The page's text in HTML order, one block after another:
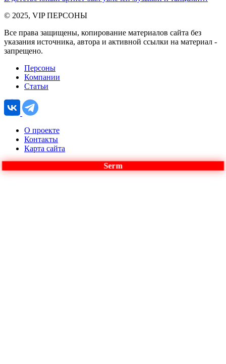
© 2025, VIP ПЕРСОНЫ
Все права защищены, копирование материалов сайта без
указания источника, автора и активной ссылки на материал -
запрещено.
Персоны
Компании
Статьи
О проекте
Контакты
Карта сайта
Serm